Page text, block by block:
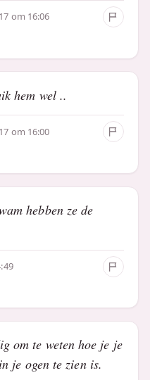
om 16:06
hem wel ..
om 16:00
hebben ze de
om te weten hoe je je
je ogen te zien is.